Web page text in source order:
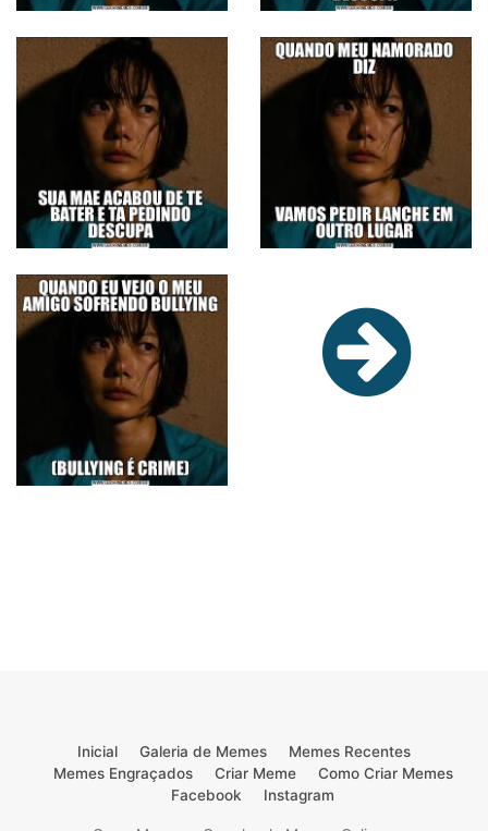
Inicial Galeria de Memes
Memes Recentes
Memes Engraçados
Criar Meme
Como Criar Memes
Facebook
Instagram